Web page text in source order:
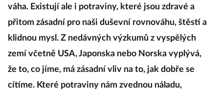
váha. Existují ale i potraviny, které jsou zdravé a
přitom zásadní pro naši duševní rovnováhu, štěstí a
klidnou mysl. Z nedávných výzkumů z vyspělých
zemí včetně USA, Japonska nebo Norska vyplývá,
že to, co jíme, má zásadní vliv na to, jak dobře se
cítíme. Které potraviny nám zvednou náladu,